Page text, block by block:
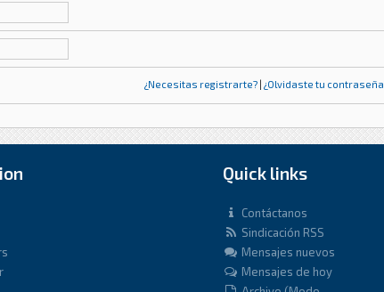
¿Necesitas registrarte? | ¿Olvidaste tu
Quick links
Contáctanos
Sindicación RSS
Mensajes nuevos
Mensajes de hoy